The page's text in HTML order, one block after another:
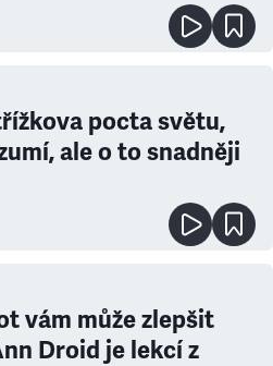
pocta světu,
ale o to snadněji
vám může zlepšit
Droid je lekcí z